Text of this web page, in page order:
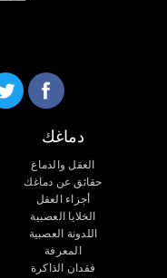
دماغك
العقل والدماغ
حقائق عن دماغك
أجزاء العقل
الخلايا العصبية
اللدونة العصبية
المعرفة
فقدان الذاكرة